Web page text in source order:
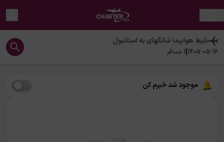
بلیط هواپیماشانگهای به استانبول
1405-05-16
|
1 مسافر
موجود شد خبرم کن